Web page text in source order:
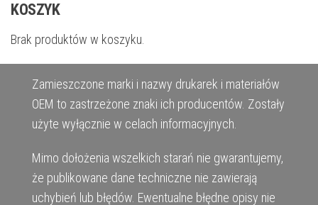
KOSZYK
Brak produktów w koszyku.
Zamieszczone marki i nazwy drukarek i materiałów
OEM to zastrzeżone znaki ich producentów. Zostały
użyte wyłącznie w celach informacyjnych.
Mimo dołożenia wszelkich starań nie gwarantujemy,
że publikowane dane techniczne nie zawierają
uchybień lub błędów. Ewentualne błędne opisy nie